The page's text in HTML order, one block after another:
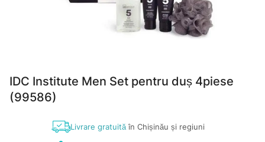
IDC Institute Men Set pentru duș 4piese
(99586)
Livrare gratuităîn Chișinău și regiuni